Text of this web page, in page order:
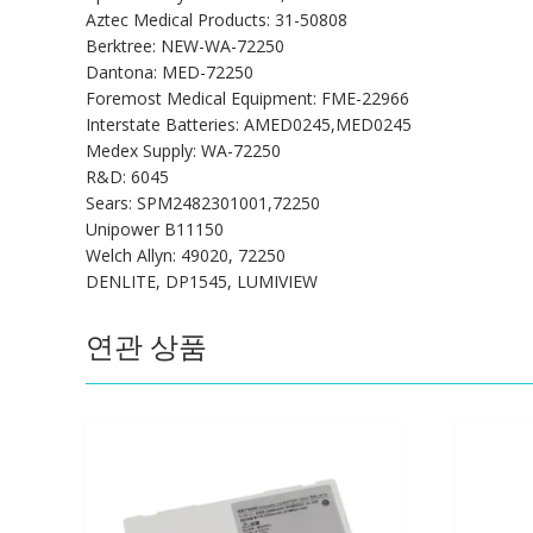
Aztec Medical Products: 31-50808
Berktree: NEW-WA-72250
Dantona: MED-72250
Foremost Medical Equipment: FME-22966
Interstate Batteries: AMED0245,MED0245
Medex Supply: WA-72250
R&D: 6045
Sears: SPM2482301001,72250
Unipower B11150
Welch Allyn: 49020, 72250
DENLITE, DP1545, LUMIVIEW
연관 상품